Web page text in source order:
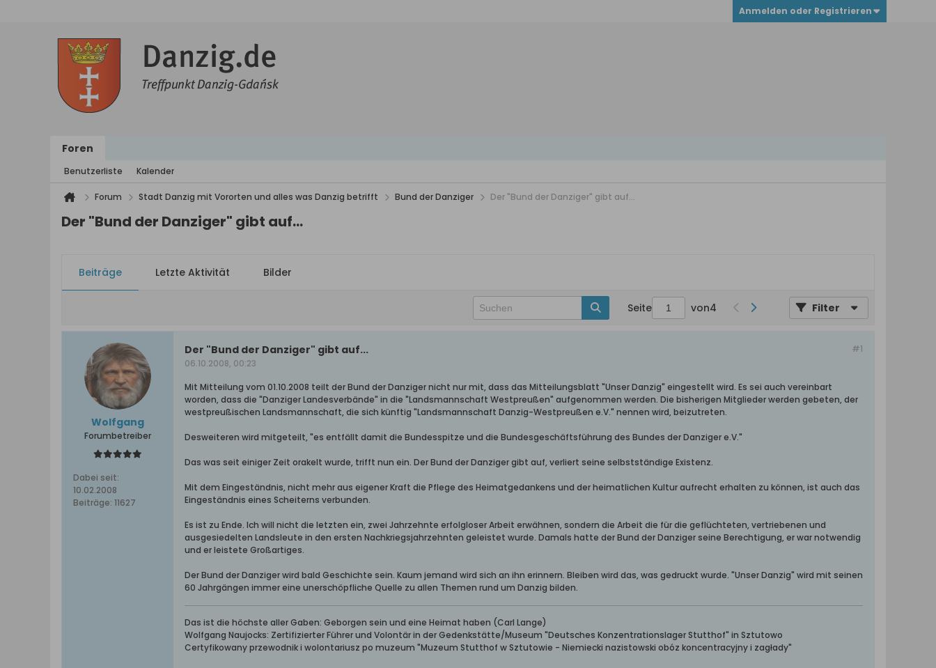
Anmelden oder Registrieren
Foren
Benutzerliste Kalender
Forum Stadt Danzig mit Vororten und alles was Danzig betrifft Bund der Danziger Der "Bund der Danziger" gibt auf...
Der "Bund der Danziger" gibt auf...
Beiträge Letzte Aktivität Bilder
Seite von4 Filter
Wolfgang
Forumbetreiber
Dabei seit:
10.02.2008
Beiträge: 11627
#1
Der "Bund der Danziger" gibt auf...
06.10.2008, 00:23
Mit Mitteilung vom 01.10.2008 teilt der Bund der Danziger nicht nur mit, dass das Mitteilungsblatt "Unser Danzig" eingestellt wird. Es sei auch vereinbart
worden, dass die "Danziger Landesverbände" in die "Landsmannschaft Westpreußen" aufgenommen werden. Die bisherigen Mitglieder werden gebeten, der
westpreußischen Landsmannschaft, die sich künftig "Landsmannschaft Danzig-Westpreußen e.V." nennen wird, beizutreten.
Desweiteren wird mitgeteilt, "es entfällt damit die Bundesspitze und die Bundesgeschäftsführung des Bundes der Danziger e.V."
Das was seit einiger Zeit orakelt wurde, trifft nun ein. Der Bund der Danziger gibt auf, verliert seine selbstständige Existenz.
Mit dem Eingeständnis, nicht mehr aus eigener Kraft die Pflege des Heimatgedankens und der heimatlichen Kultur aufrecht erhalten zu können, ist auch das
Eingeständnis eines Scheiterns verbunden.
Es ist zu Ende. Ich will nicht die letzten ein, zwei Jahrzehnte erfolgloser Arbeit erwähnen, sondern die Arbeit die für die geflüchteten, vertriebenen und
ausgesiedelten Landsleute in den ersten Nachkriegsjahrzehnten geleistet wurde. Damals hatte der Bund der Danziger seine Berechtigung, er war notwendig
und er leistete Großartiges.
Der Bund der Danziger wird bald Geschichte sein. Kaum jemand wird sich an ihn erinnern. Bleiben wird das, was gedruckt wurde. "Unser Danzig" wird mit seinen
60 Jahrgängen immer eine unerschöpfliche Quelle zu allen Themen rund um Danzig bilden.
Das ist die höchste aller Gaben: Geborgen sein und eine Heimat haben (Carl Lange)
Wolfgang Naujocks: Zertifizierter Führer und Volontär in der Gedenkstätte/Museum "Deutsches Konzentrationslager Stutthof" in Sztutowo
Certyfikowany przewodnik i wolontariusz po muzeum "Muzeum Stutthof w Sztutowie - Niemiecki nazistowski obóz koncentracyjny i zagłady"